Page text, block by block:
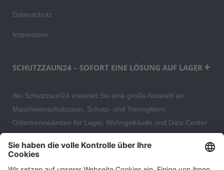
Datenschutz
Impressum
SCHUTZZAUN24 – SOFORT EINE LÖSUNG AUF LAGER
Bei Schutzzaun24 erwartet Sie eine große Auswahl an
Maschinenschutzzaun, Schutz- und Trenngittern,
Gittertrennwänden für Lager, Wohngebäude und Data Center
hochwertige Gartenzäune und Zaunsysteme für die sichere